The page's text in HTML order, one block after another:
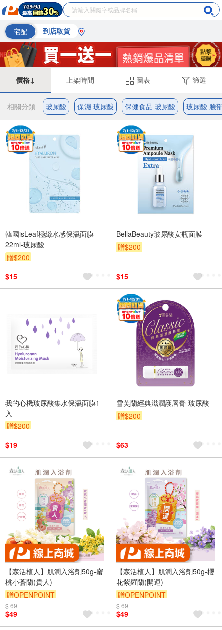
宅配 到店取貨
價格↓ 上架時間 圖表 篩選
相關分類 玻尿酸 保濕 玻尿酸 保健食品 玻尿酸 玻尿酸 臉
韓國isLeaf極緻水感保濕面膜
22ml-玻尿酸
贈$200
$15
BellaBeauty玻尿酸安瓶面膜
贈$200
$15
我的心機玻尿酸集水保濕面膜1
入
贈$200
$19
雪芙蘭經典滋潤護唇膏-玻尿酸
贈$200
$63
【森活植人】肌潤入浴劑50g-蜜
桃小蒼蘭(貴人)
贈OPENPOINT
$ 69
$49
【森活植人】肌潤入浴劑50g-櫻
花紫羅蘭(開運)
贈OPENPOINT
$ 69
$49